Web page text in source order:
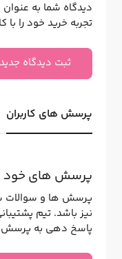
دیدگاه شما به
تجربه خرید خود را با
ثبت دیدگاه جدید
پرسش های کاربران
پرسش های خود
پرسش ها و سوالات
نیز باشد. تیم
پاسخ دهی به پرسش